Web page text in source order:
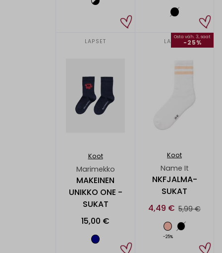
LAPSET
Koot
Marimekko
MAKEINEN
UNIKKO ONE -
SUKAT
15,00 €
LAPSET
Osta väh. 3, saat
-25%
Koot
Name It
NKFJALMA-
SUKAT
4,49 € 5,99 €
-25%